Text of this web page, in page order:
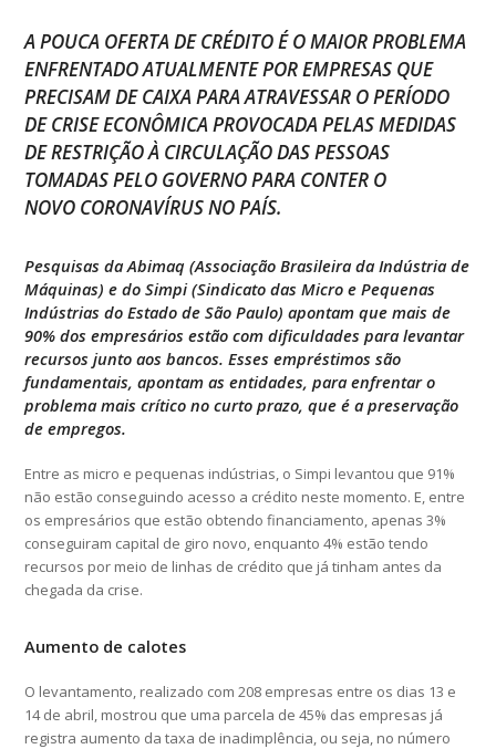
A POUCA OFERTA DE CRÉDITO É O MAIOR PROBLEMA
ENFRENTADO ATUALMENTE POR EMPRESAS QUE
PRECISAM DE CAIXA PARA ATRAVESSAR O PERÍODO
DE CRISE ECONÔMICA PROVOCADA PELAS MEDIDAS
DE RESTRIÇÃO À CIRCULAÇÃO DAS PESSOAS
TOMADAS PELO GOVERNO PARA CONTER O
NOVO CORONAVÍRUS NO PAÍS.
Pesquisas da Abimaq (Associação Brasileira da Indústria de
Máquinas) e do Simpi (Sindicato das Micro e Pequenas
Indústrias do Estado de São Paulo) apontam que mais de
90% dos empresários estão com dificuldades para levantar
recursos junto aos bancos. Esses empréstimos são
fundamentais, apontam as entidades, para enfrentar o
problema mais crítico no curto prazo, que é a preservação
de empregos.
Entre as micro e pequenas indústrias, o Simpi levantou que 91%
não estão conseguindo acesso a crédito neste momento. E, entre
os empresários que estão obtendo financiamento, apenas 3%
conseguiram capital de giro novo, enquanto 4% estão tendo
recursos por meio de linhas de crédito que já tinham antes da
chegada da crise.
Aumento de calotes
O levantamento, realizado com 208 empresas entre os dias 13 e
14 de abril, mostrou que uma parcela de 45% das empresas já
registra aumento da taxa de inadimplência, ou seja, no número